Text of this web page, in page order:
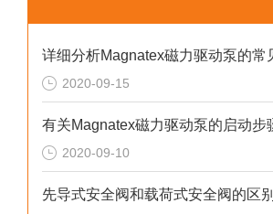
2020-09-15
2020-09-10
先导式安全阀和载荷式安全阀的区别